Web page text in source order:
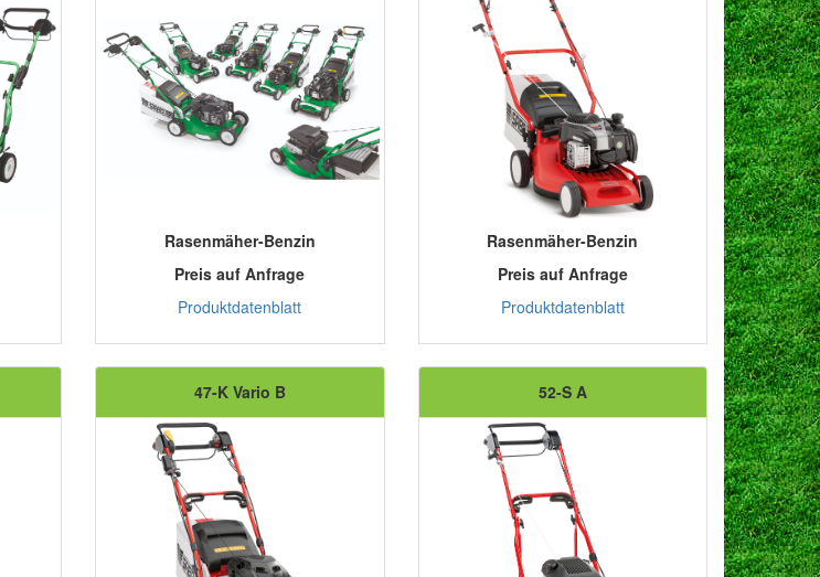
Rasenmäher-Benzin
Preis auf Anfrage
Produktdatenblatt
Rasenmäher-Benzin
Preis auf Anfrage
Produktdatenblatt
47-K Vario B 52-S A